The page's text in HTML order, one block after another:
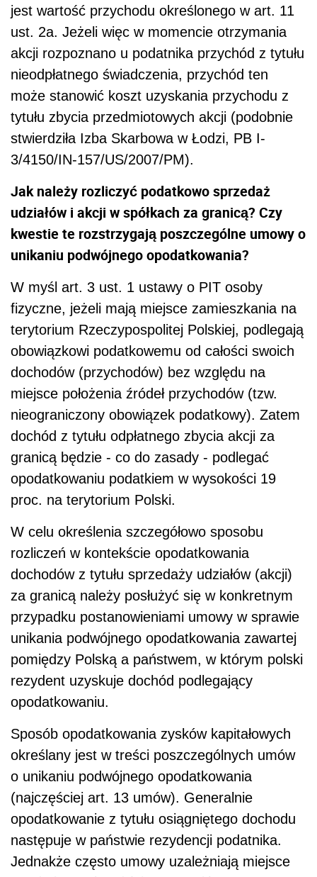
jest wartość przychodu określonego w art. 11
ust. 2a. Jeżeli więc w momencie otrzymania
akcji rozpoznano u podatnika przychód z tytułu
nieodpłatnego świadczenia, przychód ten
może stanowić koszt uzyskania przychodu z
tytułu zbycia przedmiotowych akcji (podobnie
stwierdziła Izba Skarbowa w Łodzi, PB I-
3/4150/IN-157/US/2007/PM).
Jak należy rozliczyć podatkowo sprzedaż
udziałów i akcji w spółkach za granicą? Czy
kwestie te rozstrzygają poszczególne umowy o
unikaniu podwójnego opodatkowania?
W myśl art. 3 ust. 1 ustawy o PIT osoby
fizyczne, jeżeli mają miejsce zamieszkania na
terytorium Rzeczypospolitej Polskiej, podlegają
obowiązkowi podatkowemu od całości swoich
dochodów (przychodów) bez względu na
miejsce położenia źródeł przychodów (tzw.
nieograniczony obowiązek podatkowy). Zatem
dochód z tytułu odpłatnego zbycia akcji za
granicą będzie - co do zasady - podlegać
opodatkowaniu podatkiem w wysokości 19
proc. na terytorium Polski.
W celu określenia szczegółowo sposobu
rozliczeń w kontekście opodatkowania
dochodów z tytułu sprzedaży udziałów (akcji)
za granicą należy posłużyć się w konkretnym
przypadku postanowieniami umowy w sprawie
unikania podwójnego opodatkowania zawartej
pomiędzy Polską a państwem, w którym polski
rezydent uzyskuje dochód podlegający
opodatkowaniu.
Sposób opodatkowania zysków kapitałowych
określany jest w treści poszczególnych umów
o unikaniu podwójnego opodatkowania
(najczęściej art. 13 umów). Generalnie
opodatkowanie z tytułu osiągniętego dochodu
następuje w państwie rezydencji podatnika.
Jednakże często umowy uzależniają miejsce